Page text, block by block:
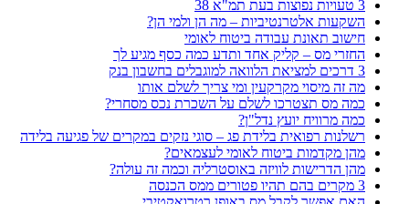
3 טעויות נפוצות בעת תמ"א 38
השקעות אלטרנטיביות – מה הן ולמי הן?
חישוב תאונת עבודה ביטוח לאומי
החזרי מס – קליק אחד ותדע כמה כסף מגיע לך
3 דרכים למציאת הלוואה למוגבלים בחשבון בנק
מה זה מיסוי מקרקעין ומי צריך לשלם אותו
כמה מס תצטרכו לשלם על השכרת נכס מסחרי?
כמה מרוויח יועץ נדל"ן?
רשלנות רפואית בלידת פג – סוגי נזקים במקרים של פגיעה בלידה
מהן מקדמות ביטוח לאומי לעצמאים?
מהן הדרישות לוויזה באוסטרליה וכמה זה עולה?
3 מקרים בהם תהיו פטורים ממס הכנסה